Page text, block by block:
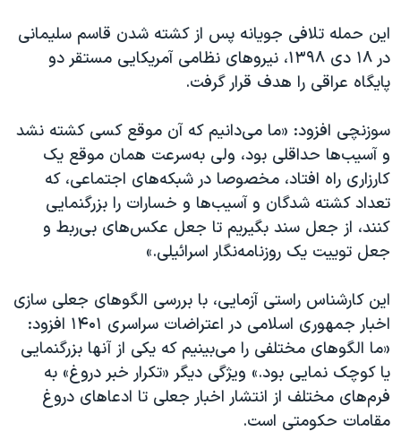
این حمله تلافی جویانه پس از کشته شدن قاسم سلیمانی
در ۱۸ دی ۱۳۹۸، نیروهای نظامی آمریکایی مستقر دو
پایگاه عراقی را هدف قرار گرفت.
سوزنچی افزود: «ما می‌دانیم که آن موقع کسی کشته نشد
و آسیب‌ها حداقلی بود، ولی به‌سرعت همان موقع یک
کارزاری راه افتاد، مخصوصا در شبکه‌های اجتماعی، که
تعداد کشته شدگان و آسیب‌ها و خسارات را بزرگنمایی
کنند، از جعل سند بگیریم تا جعل عکس‌های بی‌ربط و
جعل توییت یک روزنامه‌نگار اسرائیلی.»
این کارشناس راستی آزمایی، با بررسی الگوهای جعلی سازی
اخبار جمهوری اسلامی در اعتراضات سراسری ۱۴۰۱ افزود:
«ما الگوهای مختلفی را می‌بینیم که یکی از آنها بزرگنمایی
یا کوچک نمایی بود.» ویژگی دیگر «تکرار خبر دروغ» به
فرم‌های مختلف از انتشار اخبار جعلی تا ادعاهای دروغ
مقامات حکومتی است.